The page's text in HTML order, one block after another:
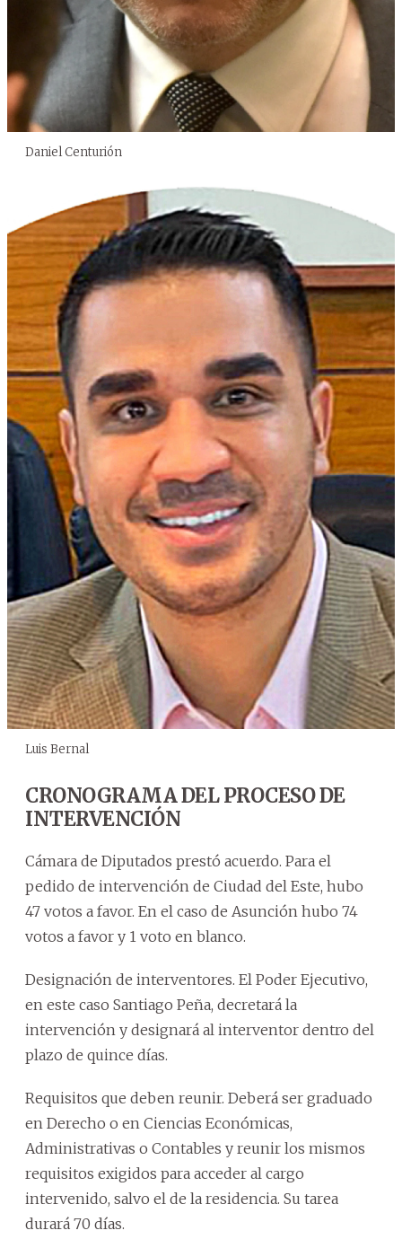
Daniel Centurión
Luis Bernal
CRONOGRAMA DEL PROCESO DE
INTERVENCIÓN
Cámara de Diputados prestó acuerdo. Para el
pedido de intervención de Ciudad del Este, hubo
47 votos a favor. En el caso de Asunción hubo 74
votos a favor y 1 voto en blanco.
Designación de interventores. El Poder Ejecutivo,
en este caso Santiago Peña, decretará la
intervención y designará al interventor dentro del
plazo de quince días.
Requisitos que deben reunir. Deberá ser graduado
en Derecho o en Ciencias Económicas,
Administrativas o Contables y reunir los mismos
requisitos exigidos para acceder al cargo
intervenido, salvo el de la residencia. Su tarea
durará 70 días.